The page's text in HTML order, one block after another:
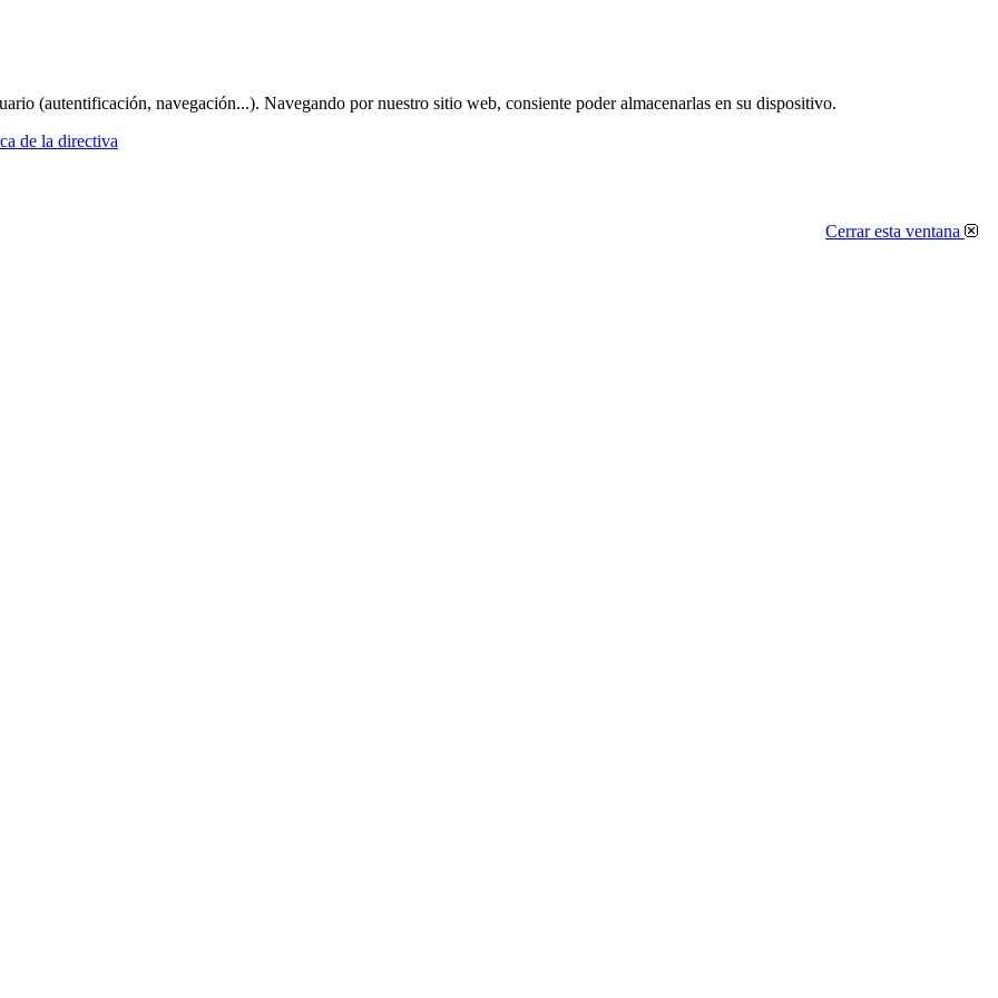
(autentificación, navegación...). Navegando por nuestro sitio web, consiente poder almacenarlas en su dispositivo.
de la directiva
Cerrar esta ventana